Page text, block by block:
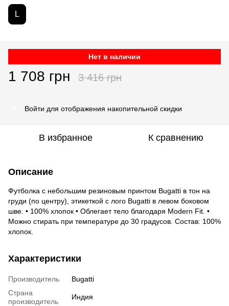
L
Нет в наличии
1 708 грн 3 416 грн
Войти для отображения накопительной скидки
В избранное К сравнению
Описание
Футболка с небольшим резиновым принтом Bugatti в тон на
груди (по центру), этикеткой с лого Bugatti в левом боковом
шве. • 100% хлопок • Облегает тело благодаря Modern Fit. •
Можно стирать при температуре до 30 градусов. Состав: 100%
хлопок.
Характеристики
Производитель
Bugatti
Страна
производитель
Индия